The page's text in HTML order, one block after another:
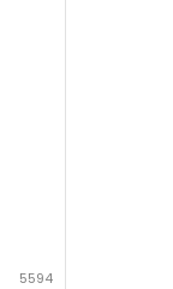
5594